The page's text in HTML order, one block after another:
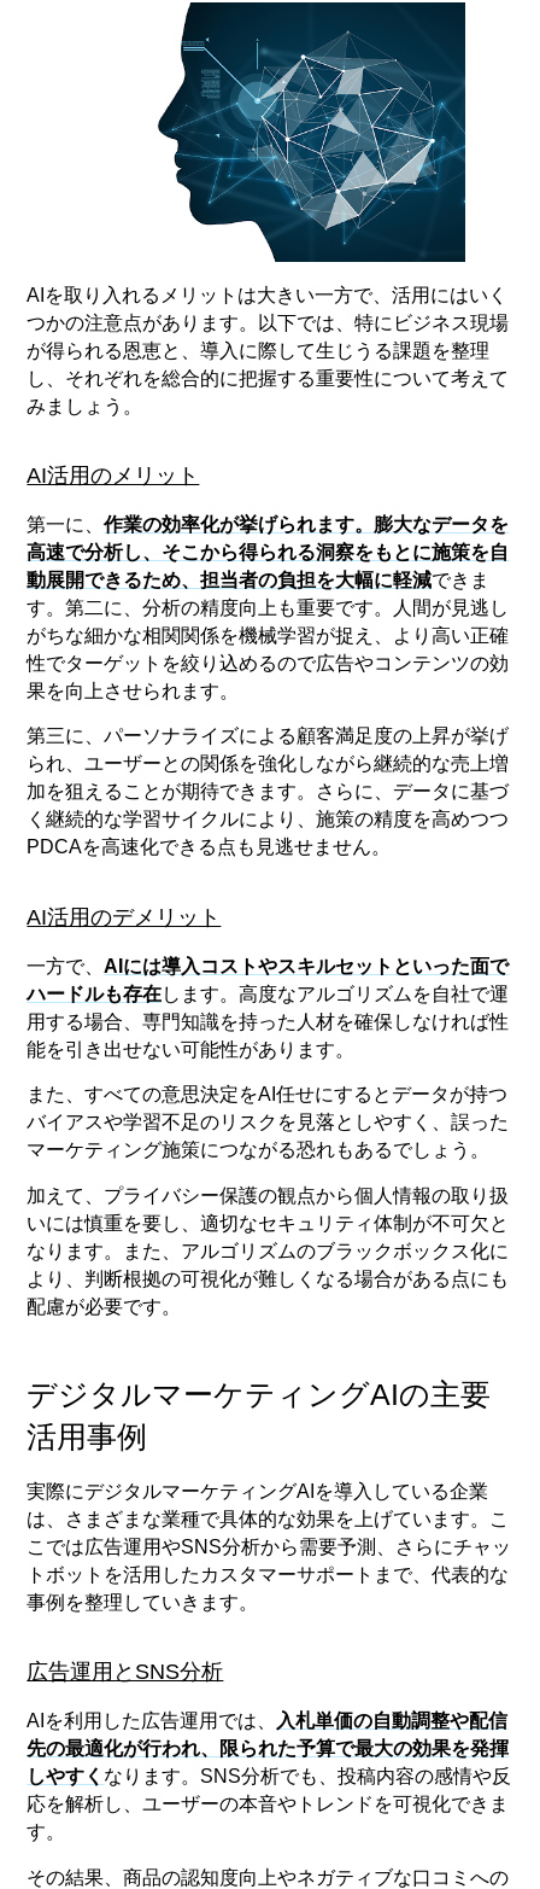
AIを取り入れるメリットは大きい一方で、活用にはいく
つかの注意点があります。以下では、特にビジネス現場
が得られる恩恵と、導入に際して生じうる課題を整理
し、それぞれを総合的に把握する重要性について考えて
みましょう。
AI活用のメリット
第一に、作業の効率化が挙げられます。膨大なデータを
高速で分析し、そこから得られる洞察をもとに施策を自
動展開できるため、担当者の負担を大幅に軽減できま
す。第二に、分析の精度向上も重要です。人間が見逃し
がちな細かな相関関係を機械学習が捉え、より高い正確
性でターゲットを絞り込めるので広告やコンテンツの効
果を向上させられます。
第三に、パーソナライズによる顧客満足度の上昇が挙げ
られ、ユーザーとの関係を強化しながら継続的な売上増
加を狙えることが期待できます。さらに、データに基づ
く継続的な学習サイクルにより、施策の精度を高めつつ
PDCAを高速化できる点も見逃せません。
AI活用のデメリット
一方で、AIには導入コストやスキルセットといった面で
ハードルも存在します。高度なアルゴリズムを自社で運
用する場合、専門知識を持った人材を確保しなければ性
能を引き出せない可能性があります。
また、すべての意思決定をAI任せにするとデータが持つ
バイアスや学習不足のリスクを見落としやすく、誤った
マーケティング施策につながる恐れもあるでしょう。
加えて、プライバシー保護の観点から個人情報の取り扱
いには慎重を要し、適切なセキュリティ体制が不可欠と
なります。また、アルゴリズムのブラックボックス化に
より、判断根拠の可視化が難しくなる場合がある点にも
配慮が必要です。
デジタルマーケティングAIの主要
活用事例
実際にデジタルマーケティングAIを導入している企業
は、さまざまな業種で具体的な効果を上げています。こ
こでは広告運用やSNS分析から需要予測、さらにチャッ
トボットを活用したカスタマーサポートまで、代表的な
事例を整理していきます。
広告運用とSNS分析
AIを利用した広告運用では、 入札単価の自動調整や配信
先の最適化が行われ、限られた予算で最大の効果を発揮
しやすく なります。SNS分析でも、投稿内容の感情や反
応を解析し、ユーザーの本音やトレンドを可視化できま
す。
その結果、商品の認知度向上やネガティブな口コミへの